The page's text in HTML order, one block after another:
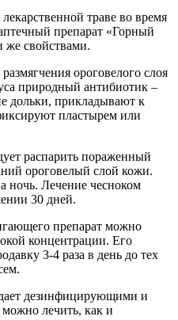
траве во время
препарат «Горный
же свойствами.
ороговелого слоя
природный антибиотик –
дольки, прикладывают к
пластырем или
распарить пораженный
ороговелый слой кожи.
ночь. Лечение чесноком
30 дней.
препарат можно
концентрации. Его
3-4 раза в день до тех
дезинфицирующими и
лечить, как и